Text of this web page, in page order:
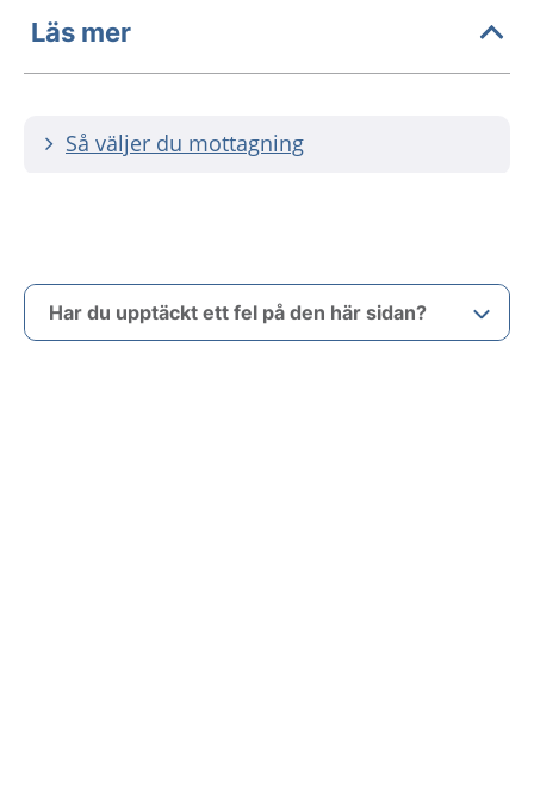
Läs mer
Så väljer du mottagning
Har du upptäckt ett fel på den här sidan?